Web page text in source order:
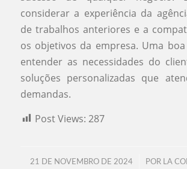
considerar a experiência da
de trabalhos anteriores e a
os objetivos da empresa. Uma boa
entender as necessidades do
soluções personalizadas que
demandas.
Post Views: 287
21 DE NOVEMBRO DE 2024
/ POR LA